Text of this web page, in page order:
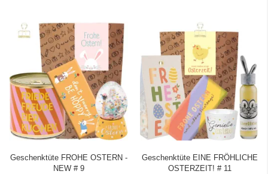
Geschenktüte FROHE OSTERN -
NEW # 9
Geschenktüte EINE FRÖHLICHE
OSTERZEIT! # 11